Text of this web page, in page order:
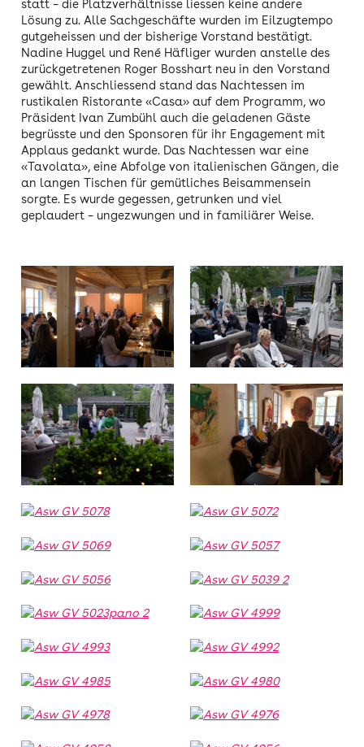
statt – die Platzverhältnisse liessen keine andere
Lösung zu. Alle Sachgeschäfte wurden im Eilzugtempo
gutgeheissen und der bisherige Vorstand bestätigt.
Nadine Huggel und René Häfliger wurden anstelle des
zurückgetretenen Roger Bosshart neu in den Vorstand
gewählt. Anschliessend stand das Nachtessen im
rustikalen Ristorante «Casa» auf dem Programm, wo
Präsident Ivan Zumbühl auch die geladenen Gäste
begrüsste und den Sponsoren für ihr Engagement mit
Applaus gedankt wurde. Das Nachtessen war eine
«Tavolata», eine Abfolge von italienischen Gängen, die
an langen Tischen für gemütliches Beisammensein
sorgte. Es wurde gegessen, getrunken und viel
geplaudert – ungezwungen und in familiärer Weise.